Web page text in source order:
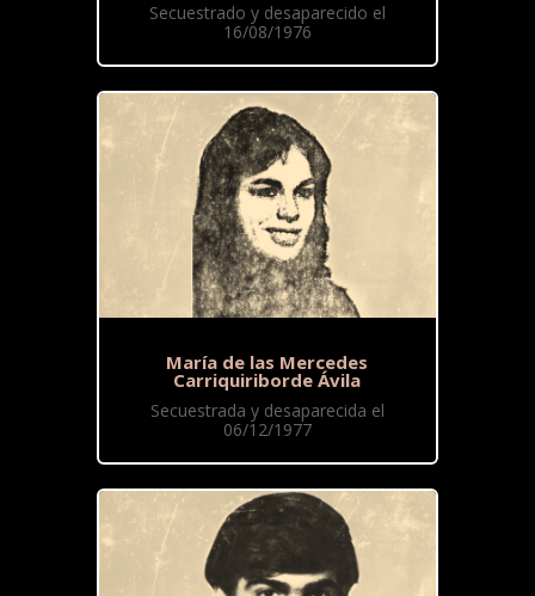
Secuestrado y desaparecido el
16/08/1976
María de las Mercedes
Carriquiriborde Ávila
Secuestrada y desaparecida el
06/12/1977